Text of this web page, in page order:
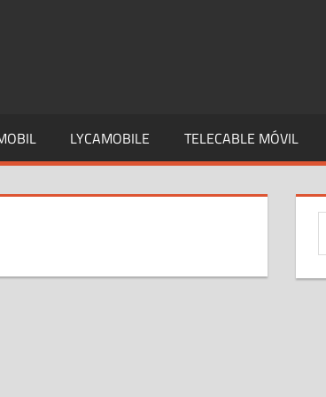
LYCAMOBILE TELECABLE MÓVIL